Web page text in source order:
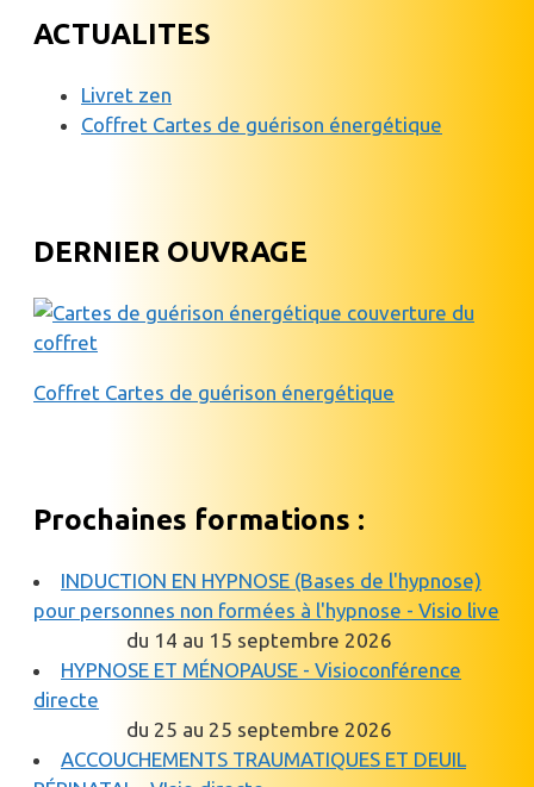
ACTUALITES
Livret zen
Coffret Cartes de guérison énergétique
DERNIER OUVRAGE
Coffret Cartes de guérison énergétique
Prochaines formations :
INDUCTION EN HYPNOSE (Bases de l'hypnose)
pour personnes non formées à l'hypnose - Visio live
du 14 au 15 septembre 2026
HYPNOSE ET MÉNOPAUSE - Visioconférence
directe
du 25 au 25 septembre 2026
ACCOUCHEMENTS TRAUMATIQUES ET DEUIL